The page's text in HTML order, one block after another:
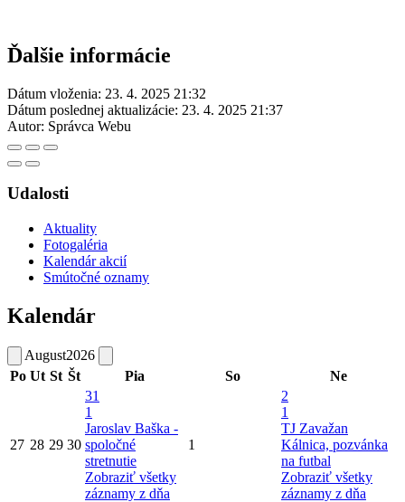
Ďalšie informácie
Dátum vloženia: 23. 4. 2025 21:32
Dátum poslednej aktualizácie: 23. 4. 2025 21:37
Autor: Správca Webu
Udalosti
Aktuality
Fotogaléria
Kalendár akcií
Smútočné oznamy
Kalendár
August2026
Po Ut St Št Pia So Ne
27 28 29 30
31
1
Jaroslav Baška -
spoločné
stretnutie
Zobraziť všetky
záznamy z dňa
1
2
1
TJ Zavažan
Kálnica, pozvánka
na futbal
Zobraziť všetky
záznamy z dňa